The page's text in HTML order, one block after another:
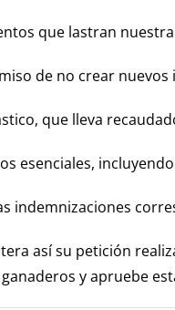
que lastran
de no crear
que lleva
esenciales,
indemnizaciones
así su petición
y apruebe